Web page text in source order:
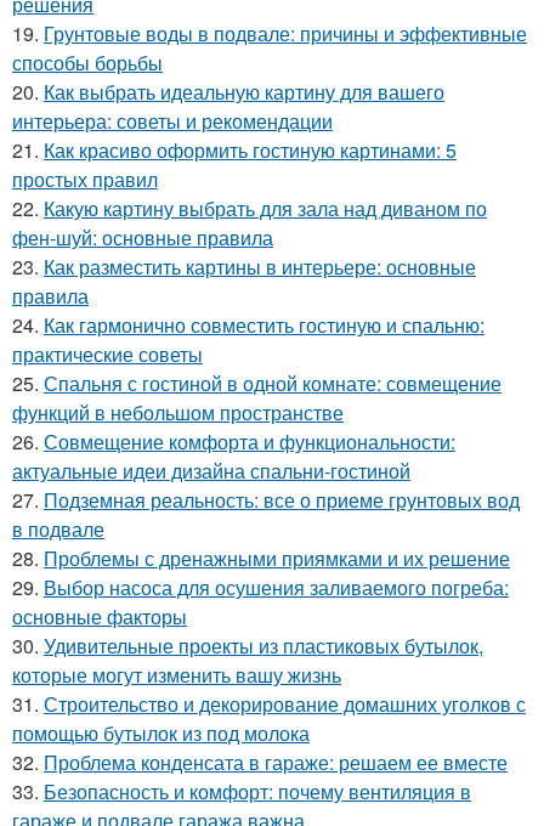
19. Грунтовые воды в подвале: причины и эффективные
способы борьбы
20. Как выбрать идеальную картину для вашего
интерьера: советы и рекомендации
21. Как красиво оформить гостиную картинами: 5
простых правил
22. Какую картину выбрать для зала над диваном по
фен-шуй: основные правила
23. Как разместить картины в интерьере: основные
правила
24. Как гармонично совместить гостиную и спальню:
практические советы
25. Спальня с гостиной в одной комнате: совмещение
функций в небольшом пространстве
26. Совмещение комфорта и функциональности:
актуальные идеи дизайна спальни-гостиной
27. Подземная реальность: все о приеме грунтовых вод
в подвале
28. Проблемы с дренажными приямками и их решение
29. Выбор насоса для осушения заливаемого погреба:
основные факторы
30. Удивительные проекты из пластиковых бутылок,
которые могут изменить вашу жизнь
31. Строительство и декорирование домашних уголков с
помощью бутылок из под молока
32. Проблема конденсата в гараже: решаем ее вместе
33. Безопасность и комфорт: почему вентиляция в